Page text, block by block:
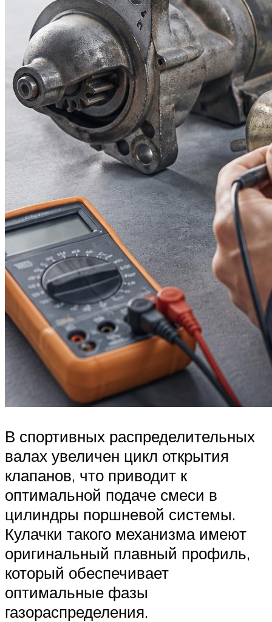
В спортивных распределительных
валах увеличен цикл открытия
клапанов, что приводит к
оптимальной подаче смеси в
цилиндры поршневой системы.
Кулачки такого механизма имеют
оригинальный плавный профиль,
который обеспечивает
оптимальные фазы
газораспределения.